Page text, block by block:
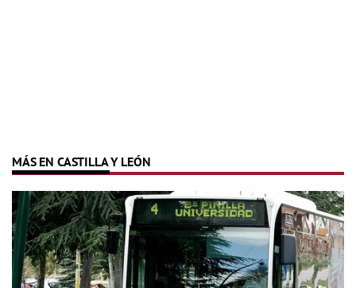
MÁS EN CASTILLA Y LEÓN